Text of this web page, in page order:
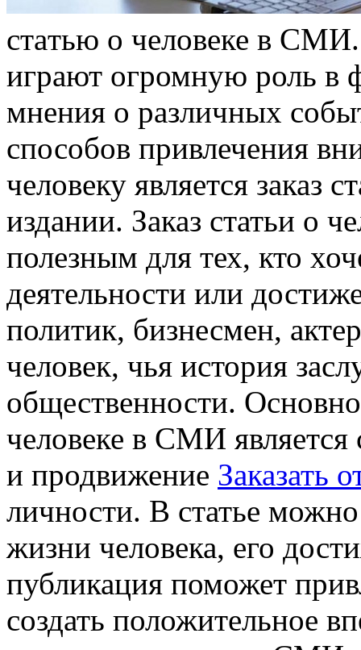
стaтью o человеке в
играют огромную роль в
мнения о различных
способов привлечения
человеку является заказ
издании. Заказ статьи о
полезным для тех, кто
деятельности или
политик, бизнесмен,
человек, чья история
общественности.
человеке в СМИ является
и продвижение Заказать
личности. В статье
жизни человека, его
публикация поможет
создать положительное